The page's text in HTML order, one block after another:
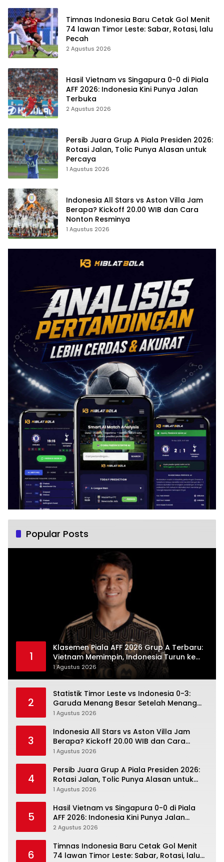
Timnas Indonesia Baru Cetak Gol Menit
74 lawan Timor Leste: Sabar, Rotasi, lalu
Pecah
2 Agustus 2026
Hasil Vietnam vs Singapura 0-0 di Piala
AFF 2026: Indonesia Kini Punya Jalan
Terbuka
2 Agustus 2026
Persib Juara Grup A Piala Presiden 2026:
Rotasi Jalan, Tolic Punya Alasan untuk
Percaya
1 Agustus 2026
Indonesia All Stars vs Aston Villa Jam
Berapa? Kickoff 20.00 WIB dan Cara
Nonton Resminya
1 Agustus 2026
Popular Posts
1
Klasemen Piala AFF 2026 Grup A Terbaru:
Vietnam Memimpin, Indonesia Turun ke
Posisi Tiga
1 Agustus 2026
2
Statistik Timor Leste vs Indonesia 0-3:
Garuda Menang Besar Setelah Menang
Angka Lebih Dulu
1 Agustus 2026
3
Indonesia All Stars vs Aston Villa Jam
Berapa? Kickoff 20.00 WIB dan Cara
Nonton Resminya
1 Agustus 2026
4
Persib Juara Grup A Piala Presiden 2026:
Rotasi Jalan, Tolic Punya Alasan untuk
Percaya
1 Agustus 2026
5
Hasil Vietnam vs Singapura 0-0 di Piala
AFF 2026: Indonesia Kini Punya Jalan
Terbuka
2 Agustus 2026
6
Timnas Indonesia Baru Cetak Gol Menit
74 lawan Timor Leste: Sabar, Rotasi, lalu